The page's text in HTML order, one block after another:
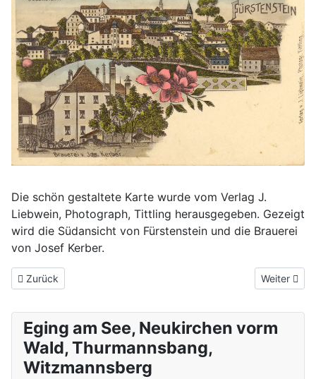
Die schön gestaltete Karte wurde vom Verlag J.
Liebwein, Photograph, Tittling herausgegeben. Gezeigt
wird die Südansicht von Fürstenstein und die Brauerei
von Josef Kerber.
Vorheriger Beitrag: Fürstenstein um 1907
Zurück Nächster
Weiter
Eging am See, Neukirchen vorm
Wald, Thurmannsbang,
Witzmannsberg